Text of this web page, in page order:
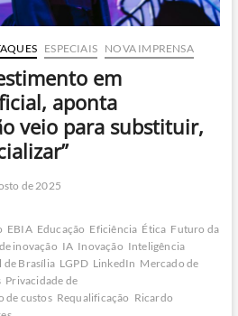
ESPECIAIS NOVA IMPRENSA
em
aponta
veio para substituir,
de 2025
EBIA Educação Eficiência Ética Futuro da
inovação IA Inovação Inteligência
de Brasília LGPD LinkedIn Mercado de
Privacidade de
de custos Requalificação Ricardo